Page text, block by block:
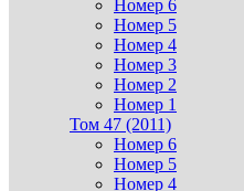
Номер 6
Номер 5
Номер 4
Номер 3
Номер 2
Номер 1
Том 47 (2011)
Номер 6
Номер 5
Номер 4